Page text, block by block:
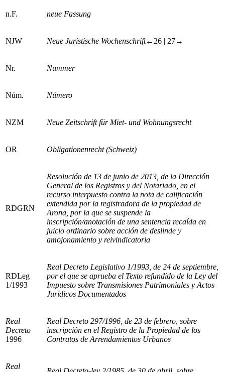
n.F. neue Fassung
NJW Neue Juristische Wochenschrift←26 | 27→
Nr. Nummer
Núm. Número
NZM Neue Zeitschrift für Miet- und Wohnungsrecht
OR Obligationenrecht (Schweiz)
RDGRN
Resolución de 13 de junio de 2013, de la Dirección
General de los Registros y del Notariado, en el
recurso interpuesto contra la nota de calificación
extendida por la registradora de la propiedad de
Arona, por la que se suspende la
inscripción/anotación de una sentencia recaída en
juicio ordinario sobre acción de deslinde y
amojonamiento y reivindicatoria
RDLeg
1/1993
Real Decreto Legislativo 1/1993, de 24 de septiembre,
por el que se aprueba el Texto refundido de la Ley del
Impuesto sobre Transmisiones Patrimoniales y Actos
Jurídicos Documentados
Real
Decreto
1996
Real Decreto 297/1996, de 23 de febrero, sobre
inscripción en el Registro de la Propiedad de los
Contratos de Arrendamientos Urbanos
Real